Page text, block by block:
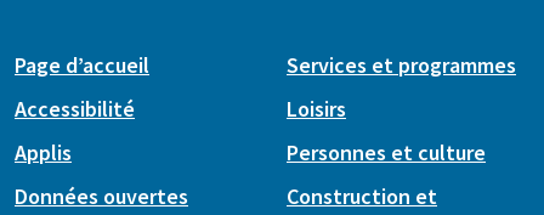
Page d’accueil
Accessibilité
Applis
Données ouvertes
Services et programmes
Loisirs
Personnes et culture
Construction et